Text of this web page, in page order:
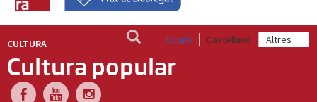
Català Castellano
CULTURA
Cultura popular